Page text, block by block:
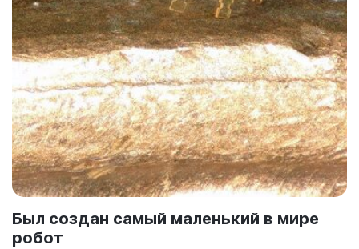
Был создан самый маленький в мире
робот